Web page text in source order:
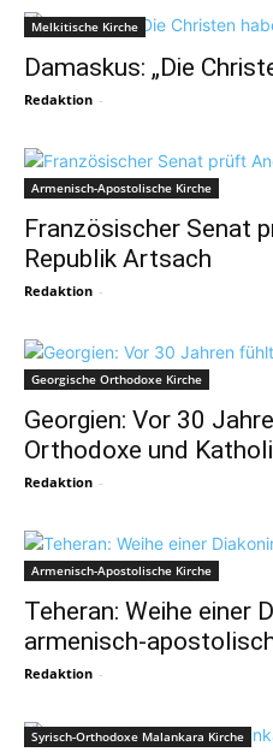
Melkitische Kirche
Damaskus: „Die
Redaktion -
Armenisch-Apostolische Kirche
Französischer Senat
Republik Artsach
Redaktion -
Georgische Orthodoxe Kirche
Georgien: Vor 30
Orthodoxe und
Redaktion -
Armenisch-Apostolische Kirche
Teheran: Weihe einer
armenisch-
Redaktion -
Syrisch-Orthodoxe Malankara Kirche